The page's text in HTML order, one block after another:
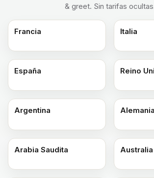
& greet. Sin tarifas
Francia Italia
España Reino
Argentina Alemania
Arabia Saudita Australia